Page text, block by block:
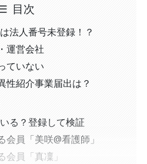
目次
法人番号未登録！？
運営会社
ていない
性紹介事業届出は？
る？登録して検証
員「美咲@看護師」
会員「真凜」